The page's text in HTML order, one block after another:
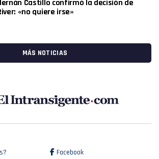
Castillo confirmó la decisión de
«no quiere irse»
MÁS NOTICIAS
Facebook